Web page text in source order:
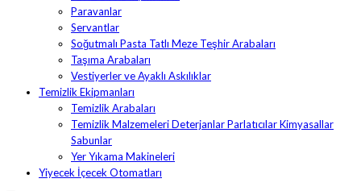
Paravanlar
Servantlar
Soğutmalı Pasta Tatlı Meze Teşhir Arabaları
Taşıma Arabaları
Vestiyerler ve Ayaklı Askılıklar
Temizlik Ekipmanları
Temizlik Arabaları
Temizlik Malzemeleri Deterjanlar Parlatıcılar Kimyasallar
Sabunlar
Yer Yıkama Makineleri
Yiyecek İçecek Otomatları